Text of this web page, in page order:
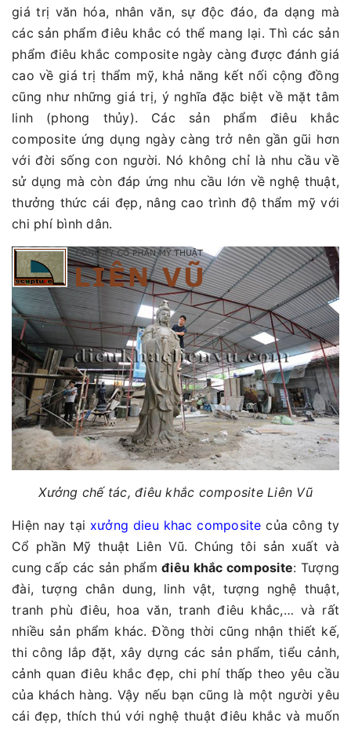
giá trị văn hóa, nhân văn, sự độc đáo, đa dạng mà
các sản phẩm điêu khắc có thể mang lại. Thì các sản
phẩm điêu khắc composite ngày càng được đánh giá
cao về giá trị thẩm mỹ, khả năng kết nối cộng đồng
cũng như những giá trị, ý nghĩa đặc biệt về mặt tâm
linh (phong thủy). Các sản phẩm điêu khắc
composite ứng dụng ngày càng trở nên gần gũi hơn
với đời sống con người. Nó không chỉ là nhu cầu về
sử dụng mà còn đáp ứng nhu cầu lớn về nghệ thuật,
thưởng thức cái đẹp, nâng cao trình độ thẩm mỹ với
chi phí bình dân.
Xưởng chế tác, điêu khắc composite Liên Vũ
Hiện nay tại xưởng dieu khac composite của công ty
Cổ phần Mỹ thuật Liên Vũ. Chúng tôi sản xuất và
cung cấp các sản phẩmđiêu khắc composite: Tượng
đài, tượng chân dung, linh vật, tượng nghệ thuật,
tranh phù điêu, hoa văn, tranh điêu khắc,… và rất
nhiều sản phẩm khác. Đồng thời cũng nhận thiết kế,
thi công lắp đặt, xây dựng các sản phẩm, tiểu cảnh,
cảnh quan điêu khắc đẹp, chi phí thấp theo yêu cầu
của khách hàng. Vậy nếu bạn cũng là một người yêu
cái đẹp, thích thú với nghệ thuật điêu khắc và muốn